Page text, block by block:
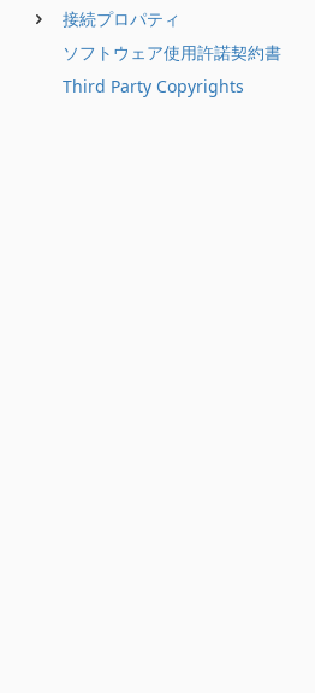
接続プロパティ
ソフトウェア使用許諾契約書
Third Party Copyrights